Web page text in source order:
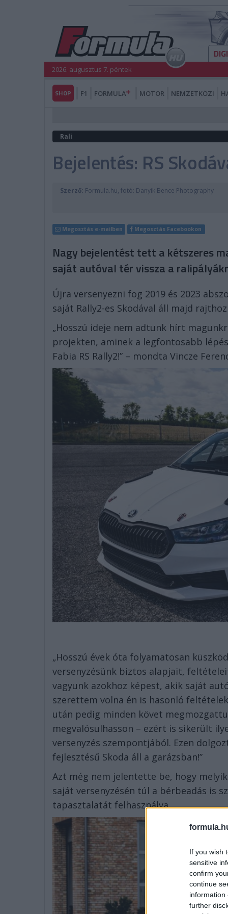
If you wish
sensitive
confirm
continue
information
further
2026. augusztus 7. péntek
SHOP F1 FORMULA MOTOR NEMZETKÖZI
Rali
Bejelentés: RS
Szerző: Formula.hu, fotó: Danyik Bence Photography
Megosztás e-mailben Megosztás Facebookon
Nagy bejelentést tett a kétszeres
saját autóval tér vissza a
Újra versenyezni fog 2019 és 2023
saját Rally2-es Skodával áll majd
„Hosszú ideje nem adtunk hírt
projekten, aminek a legfontosabb
Fabia RS Rally2!” – mondta Vincze
„Hosszú évek óta folyamatosan
versenyzésünk biztos alapjait,
vagyunk azokhoz képest, akik saját
szerettem volna én is hasonló
után pedig minden követ
megvalósulhasson – ezért is sikerült
versenyzés szempontjából. Ezen
fejlesztésű Skoda áll a garázsban!”
Azt még nem jelentette be, hogy
saját versenyzésén túl a bérbeadás is
tapasztalatát felhasználva.